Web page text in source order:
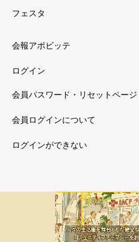
フェスタ
会報アポビッテ
ログイン
会員パスワード・リセットページ
会員ログインについて
ログインができない